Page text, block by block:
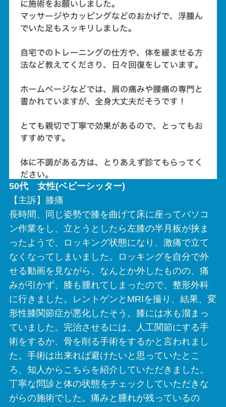
50代 女性(ベビーシッター)
【主訴】膝痛
長時間、同じ姿勢で膝を曲げて床に座ってパソコ
ン作業をし、立とうとしたら左膝の半月板が挟ま
ったようで、ロッキング状態になり、激痛で立て
なくなってしまいました。ロッキングを自分で外
せる動画を見ながら、なんとか外したものの、痛
みが引かず、膝も腫れてしまったので、整形外科
に行きました。レントゲンとMRIを撮り、結果、変
形性膝関節症が悪化したそう。膝には水も溜まっ
ていました。完治させるには、人工関節にする手
術をするか、骨を削る手術をするかと言われまし
た。手術は出来れば避けたいと思っていたとこ
ろ、知人からこちらを紹介していただきました。
丁寧な問診と体の状態をチェックしていただきな
がらの施術でした。痛みと腫れが残っているの